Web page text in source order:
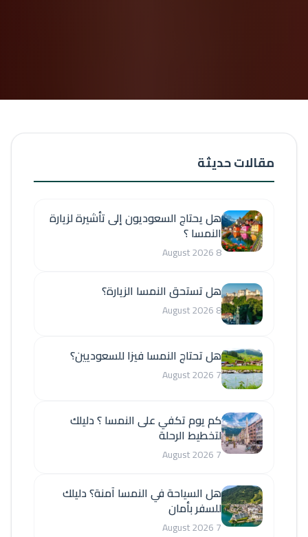
مقالات حديثة
هل يحتاج السعوديون إلى تأشيرة لزيارة
النمسا ؟
8 August 2026
هل تستحق النمسا الزيارة؟
8 August 2026
هل تحتاج النمسا فيزا للسعوديين؟
7 August 2026
كم يوم تكفي على النمسا ؟ دليلك
لتخطيط الرحلة
7 August 2026
هل السياحة في النمسا آمنة؟ دليلك
للسفر بأمان
7 August 2026